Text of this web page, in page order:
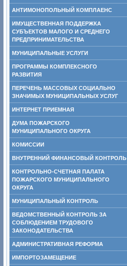
АНТИМОНОПОЛЬНЫЙ КОМПЛАЕНС
ИМУЩЕСТВЕННАЯ ПОДДЕРЖКА
СУБЪЕКТОВ МАЛОГО И СРЕДНЕГО
ПРЕДПРИНИМАТЕЛЬСТВА
МУНИЦИПАЛЬНЫЕ УСЛУГИ
ПРОГРАММЫ КОМПЛЕКСНОГО
РАЗВИТИЯ
ПЕРЕЧЕНЬ МАССОВЫХ СОЦИАЛЬНО
ЗНАЧИМЫХ МУНИЦИПАЛЬНЫХ УСЛУГ
ИНТЕРНЕТ ПРИЕМНАЯ
ДУМА ПОЖАРСКОГО
МУНИЦИПАЛЬНОГО ОКРУГА
КОМИССИИ
ВНУТРЕННИЙ ФИНАНСОВЫЙ КОНТРОЛЬ
КОНТРОЛЬНО-СЧЕТНАЯ ПАЛАТА
ПОЖАРСКОГО МУНИЦИПАЛЬНОГО
ОКРУГА
МУНИЦИПАЛЬНЫЙ КОНТРОЛЬ
ВЕДОМСТВЕННЫЙ КОНТРОЛЬ ЗА
СОБЛЮДЕНИЕМ ТРУДОВОГО
ЗАКОНОДАТЕЛЬСТВА
АДМИНИСТРАТИВНАЯ РЕФОРМА
ИМПОРТОЗАМЕЩЕНИЕ